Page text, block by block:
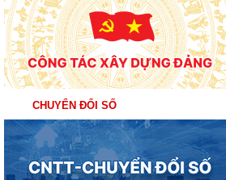
CHUYỂN ĐỔI SỐ